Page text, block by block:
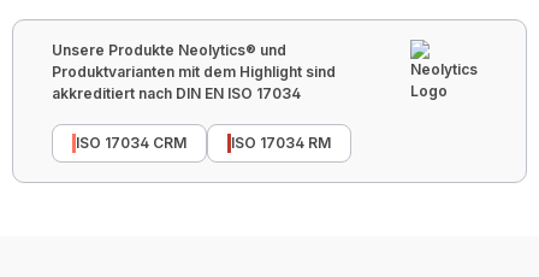
Unsere Produkte Neolytics® und
Produktvarianten mit dem Highlight sind
akkreditiert nach DIN EN ISO 17034
ISO 17034 CRM ISO 17034 RM